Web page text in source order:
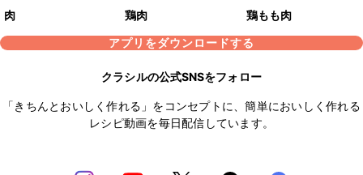
肉 鶏肉
鶏もも肉
アプリをダウンロードする
クラシルの公式SNSをフォロー
「きちんとおいしく作れる」をコンセプトに、簡単においしく作れる
レシピ動画を毎日配信しています。